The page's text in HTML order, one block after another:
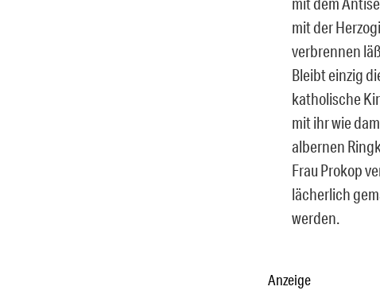
mit der
verbrennen
Bleibt einzig
katholische
mit ihr wie
albernen
Frau Prokop
lächerlich
werden.
Anzeige